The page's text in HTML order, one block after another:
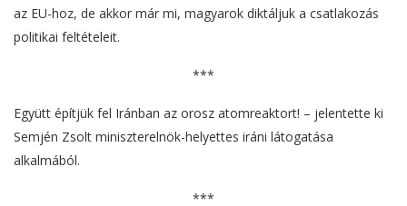
az EU-hoz, de akkor már mi, magyarok diktáljuk a csatlakozás
politikai feltételeit.
***
Együtt építjük fel Iránban az orosz atomreaktort! – jelentette ki
Semjén Zsolt miniszterelnök-helyettes iráni látogatása
alkalmából.
***